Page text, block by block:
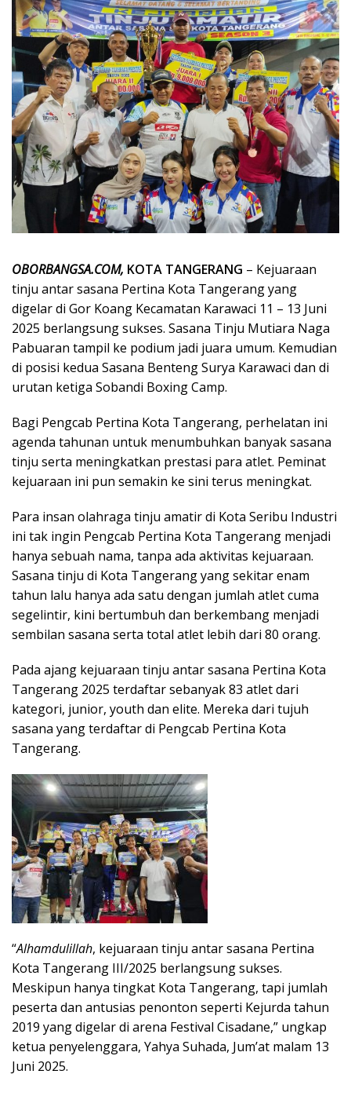
OBORBANGSA.COM, KOTA TANGERANG – Kejuaraan
tinju antar sasana Pertina Kota Tangerang yang
digelar di Gor Koang Kecamatan Karawaci 11 – 13 Juni
2025 berlangsung sukses. Sasana Tinju Mutiara Naga
Pabuaran tampil ke podium jadi juara umum. Kemudian
di posisi kedua Sasana Benteng Surya Karawaci dan di
urutan ketiga Sobandi Boxing Camp.
Bagi Pengcab Pertina Kota Tangerang, perhelatan ini
agenda tahunan untuk menumbuhkan banyak sasana
tinju serta meningkatkan prestasi para atlet. Peminat
kejuaraan ini pun semakin ke sini terus meningkat.
Para insan olahraga tinju amatir di Kota Seribu Industri
ini tak ingin Pengcab Pertina Kota Tangerang menjadi
hanya sebuah nama, tanpa ada aktivitas kejuaraan.
Sasana tinju di Kota Tangerang yang sekitar enam
tahun lalu hanya ada satu dengan jumlah atlet cuma
segelintir, kini bertumbuh dan berkembang menjadi
sembilan sasana serta total atlet lebih dari 80 orang.
Pada ajang kejuaraan tinju antar sasana Pertina Kota
Tangerang 2025 terdaftar sebanyak 83 atlet dari
kategori, junior, youth dan elite. Mereka dari tujuh
sasana yang terdaftar di Pengcab Pertina Kota
Tangerang.
“Alhamdulillah, kejuaraan tinju antar sasana Pertina
Kota Tangerang III/2025 berlangsung sukses.
Meskipun hanya tingkat Kota Tangerang, tapi jumlah
peserta dan antusias penonton seperti Kejurda tahun
2019 yang digelar di arena Festival Cisadane,” ungkap
ketua penyelenggara, Yahya Suhada, Jum’at malam 13
Juni 2025.